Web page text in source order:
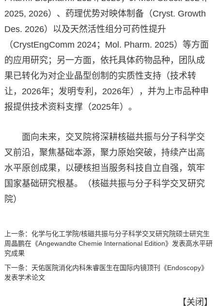
2025, 2026）、药理优势对映体制备（Cryst. Growth
Des. 2026）以及天然活性组分可药性提升
（CrystEngComm 2024；Mol. Pharm. 2025）等方面
的应用研究；另一方面，依托具体药物品种，团队成
果已转化为对企业晶型创制的实质性支持（技术转
让，2026年；发明专利，2026年），并为上市品种申
报提供技术资料支撑（2025年）。
面向未来，交叉院将深耕核磁共振与分子科学交
叉前沿，聚焦基础本源，聚力原始突破，持续产出高
水平原创成果，以硬核担当服务科技自立自强，筑牢
国家基础研究根基。（核磁共振与分子科学交叉研究
院）
上一条： 化学与化工学院/核磁共振与分子科学交叉研究院硕士研究生
周晶鹏在《Angewandte Chemie International Edition》发表高水平研
究成果
下一条： 天佑医院消化内科朱睿医生在国际内镜顶刊《Endoscopy》
发表学术论文
【关闭 】